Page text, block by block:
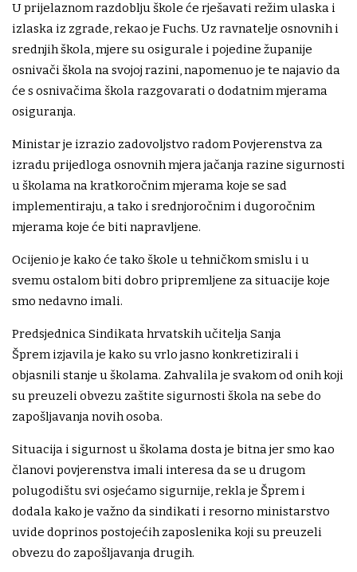
U prijelaznom razdoblju škole će rješavati režim ulaska i
izlaska iz zgrade, rekao je Fuchs. Uz ravnatelje osnovnih i
srednjih škola, mjere su osigurale i pojedine županije
osnivači škola na svojoj razini, napomenuo je te najavio da
će s osnivačima škola razgovarati o dodatnim mjerama
osiguranja.
Ministar je izrazio zadovoljstvo radom Povjerenstva za
izradu prijedloga osnovnih mjera jačanja razine sigurnosti
u školama na kratkoročnim mjerama koje se sad
implementiraju, a tako i srednjoročnim i dugoročnim
mjerama koje će biti napravljene.
Ocijenio je kako će tako škole u tehničkom smislu i u
svemu ostalom biti dobro pripremljene za situacije koje
smo nedavno imali.
Predsjednica Sindikata hrvatskih učitelja Sanja
Šprem izjavila je kako su vrlo jasno konkretizirali i
objasnili stanje u školama. Zahvalila je svakom od onih koji
su preuzeli obvezu zaštite sigurnosti škola na sebe do
zapošljavanja novih osoba.
Situacija i sigurnost u školama dosta je bitna jer smo kao
članovi povjerenstva imali interesa da se u drugom
polugodištu svi osjećamo sigurnije, rekla je Šprem i
dodala kako je važno da sindikati i resorno ministarstvo
uvide doprinos postojećih zaposlenika koji su preuzeli
obvezu do zapošljavanja drugih.